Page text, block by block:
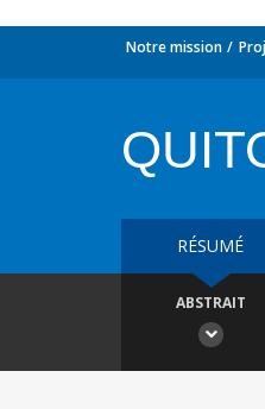
Notre mission
RÉSUMÉ
ABSTRAIT